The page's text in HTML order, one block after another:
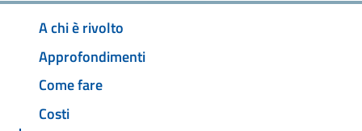
A chi è rivolto
Approfondimenti
Come fare
Costi